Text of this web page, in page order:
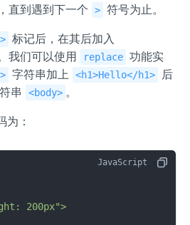
直到遇到下一个 > 符号为止。
标记后，在其后加入
我们可以使用 replace 功能实
字符串加上 <h1>Hello</h1>
后
串
<body> 。
：
200px">